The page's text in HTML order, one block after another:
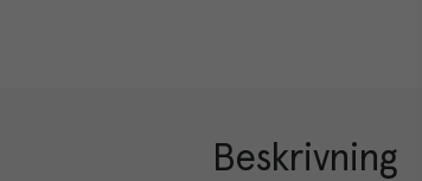
Beskrivning